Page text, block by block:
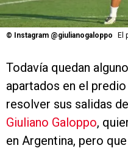
© Instagram @giulianogaloppo El
Todavía quedan
apartados en el
resolver sus salidas de
Giuliano Galoppo,
en Argentina, pero